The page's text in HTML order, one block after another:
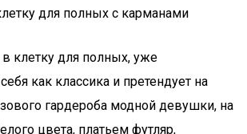
для полных с карманами
клетку для полных, уже
как классика и претендует на
гардероба модной девушки, на
цвета, платьем футляр,